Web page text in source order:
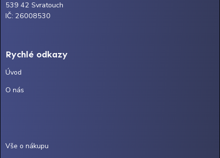
539 42 Svratouch
IČ: 26008530
Rychlé odkazy
Úvod
O nás
Vše o nákupu